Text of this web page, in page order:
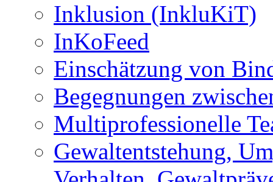
Inklusion (InkluKiT)
InKoFeed
Einschätzung von
Begegnungen
Multiprofessionelle
Gewaltentstehung,